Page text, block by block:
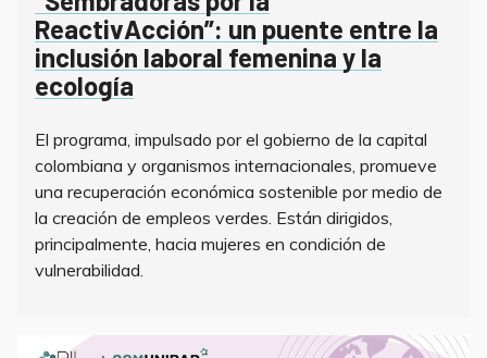
ReactivAcción”: un puente entre la
inclusión laboral femenina y la
ecología
El programa, impulsado por el gobierno de la capital
colombiana y organismos internacionales, promueve
una recuperación económica sostenible por medio de
la creación de empleos verdes. Están dirigidos,
principalmente, hacia mujeres en condición de
vulnerabilidad.